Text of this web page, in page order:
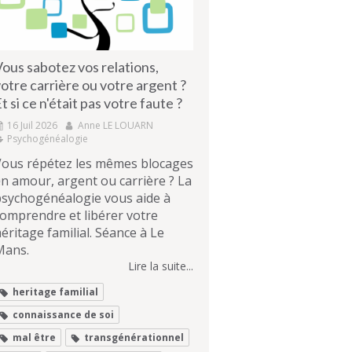
sabotez vos relations,
carrière ou votre argent ?
si ce n'était pas votre faute ?
16 Juil 2026
Anne LE LOUARN
Psychogénéalogie
répétez les mêmes blocages
amour, argent ou carrière ? La
vous aide à
et libérer votre
familial. Séance à Le
Lire la suite...
heritage familial
connaissance de soi
mal être
transgénérationnel